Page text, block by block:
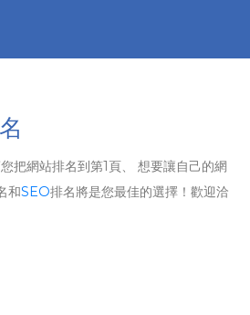
把網站排名到第1頁、 想要讓自己的網
和SEO排名將是您最佳的選擇！歡迎洽